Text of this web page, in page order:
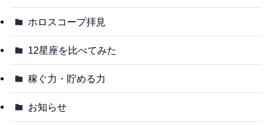
ホロスコープ拝見
12星座を比べてみた
稼ぐ力・貯める力
お知らせ